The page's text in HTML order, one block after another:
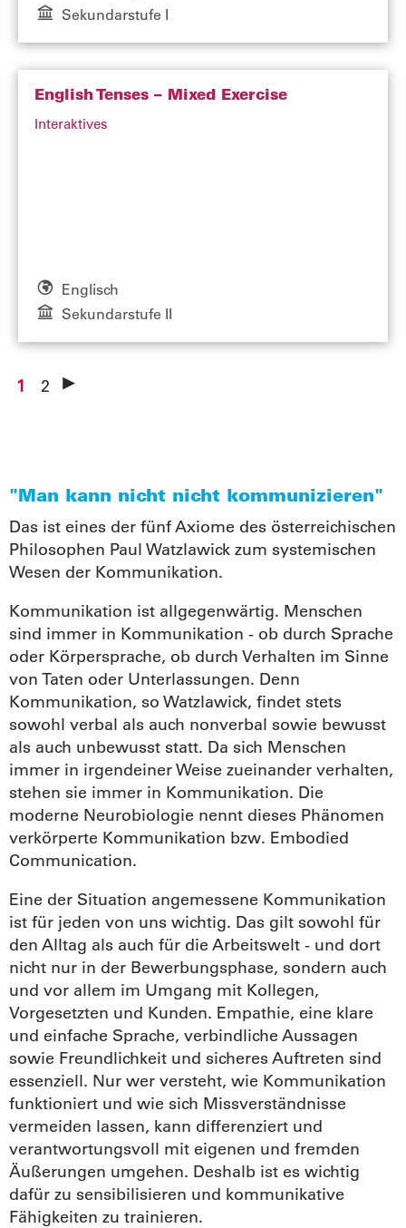
Sekundarstufe I
English Tenses – Mixed Exercise
Interaktives
Englisch
Sekundarstufe II
1 2
"Man kann nicht nicht kommunizieren"
Das ist eines der fünf Axiome des österreichischen
Philosophen Paul Watzlawick zum systemischen
Wesen der Kommunikation.
Kommunikation ist allgegenwärtig. Menschen
sind immer in Kommunikation - ob durch Sprache
oder Körpersprache, ob durch Verhalten im Sinne
von Taten oder Unterlassungen. Denn
Kommunikation, so Watzlawick, findet stets
sowohl verbal als auch nonverbal sowie bewusst
als auch unbewusst statt. Da sich Menschen
immer in irgendeiner Weise zueinander verhalten,
stehen sie immer in Kommunikation. Die
moderne Neurobiologie nennt dieses Phänomen
verkörperte Kommunikation bzw. Embodied
Communication.
Eine der Situation angemessene Kommunikation
ist für jeden von uns wichtig. Das gilt sowohl für
den Alltag als auch für die Arbeitswelt - und dort
nicht nur in der Bewerbungsphase, sondern auch
und vor allem im Umgang mit Kollegen,
Vorgesetzten und Kunden. Empathie, eine klare
und einfache Sprache, verbindliche Aussagen
sowie Freundlichkeit und sicheres Auftreten sind
essenziell. Nur wer versteht, wie Kommunikation
funktioniert und wie sich Missverständnisse
vermeiden lassen, kann differenziert und
verantwortungsvoll mit eigenen und fremden
Äußerungen umgehen. Deshalb ist es wichtig
dafür zu sensibilisieren und kommunikative
Fähigkeiten zu trainieren.